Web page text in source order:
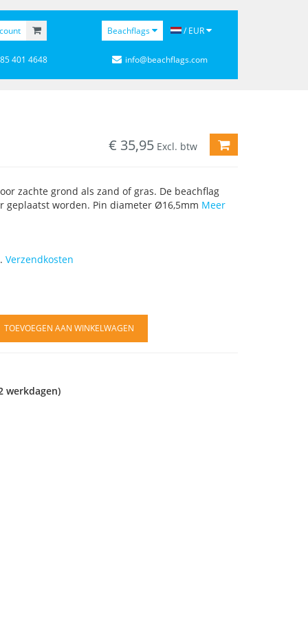
Beachflags / EUR
401 4648 info@beachflags.com
€ 35,95 Excl. btw TOEVOEGEN
zachte grond als zand of gras. De beachflag
geplaatst worden. Pin diameter Ø16,5mm Meer
Verzendkosten
TOEVOEGEN AAN WINKELWAGEN
werkdagen)